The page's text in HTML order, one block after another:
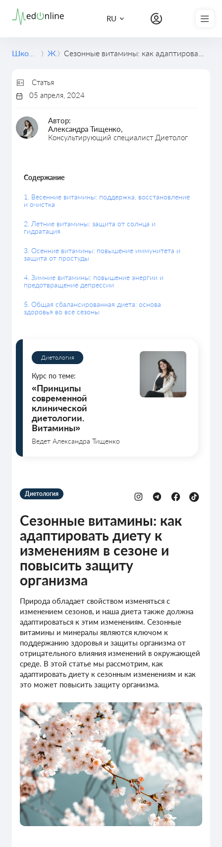
RU
Журнал
Статья
05 апреля, 2024
Автор:
Александра Тищенко,
Консультирующий специалист Диетолог
Содержание
1. Весенние витамины: поддержка, восстановление
и очистка
2. Летние витамины: защита от солнца и
гидратация
3. Осенние витамины: повышение иммунитета и
защита от простуды
4. Зимние витамины: повышение энергии и
предотвращение депрессии
5. Общая сбалансированная диета: основа
здоровья во все сезоны
Диетология
Курс по теме:
«Принципы
современной
клинической
диетологии.
Витамины»
Ведет Александра Тищенко
Диетология
Сезонные витамины: как
адаптировать диету к
изменениям в сезоне и
повысить защиту
организма
Природа обладает свойством изменяться с
изменением сезонов, и наша диета также должна
адаптироваться к этим изменениям. Сезонные
витамины и минералы являются ключом к
поддержанию здоровья и защиты организма от
отрицательного влияния изменений в окружающей
среде. В этой статье мы рассмотрим, как
адаптировать диету к сезонным изменениям и как
это может повысить защиту организма.